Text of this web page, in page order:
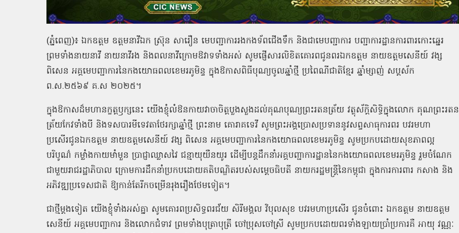
(ភ្នំពេញ)៖ ឯកឧត្ដម ឧត្តមនាវីឯក ស្រ៊ុន សារឿន មេបញ្ជាការរងកងទ័ពជើងទឹក និងជាមេបញ្ជាការ បញ្ជាការដ្ឋានការពារកោះឆ្នេរ
ព្រមទាំងនាយនាវី នាយនាវីរង និងពលនាវីក្រោមឱវាទទាំងអស់ សូមផ្ញើសារលិខិតគោរពជូនពរឯកឧត្ដម នាយឧត្ដមសេនីយ៍ វង្ស
ពិសេន អគ្គមេបញ្ជាការនៃកងយោធពលខេមរភូមិន្ទ ក្នុងឱកាសពិធីបុណ្យចូលឆ្នាំថ្មី ប្រពៃណីជាតិខ្មែរ ឆ្នាំម្សាញ់ សប្ដស័ក
ព.ស.២៥៦៩ គ.ស ២០២៥។
ក្នុងឱកាសដ៏មហានក្ខត្តឫក្សនេះ យើងខ្ញុំលំឱនកាយវាចាចិត្តបួងសួងដល់គុណបុណ្យព្រះរតនត្រ័យ វត្ថុស័ក្ដិសិទ្ធិក្នុងលោក គុណព្រះរតន
ត្រ័យកែវទាំងបី និងទសបារមីទេវតាថែរក្សាឆ្នាំថ្មី ព្រះនាម គោរាគទេវី សូមព្រះអង្គប្រោសប្រទាននូវសព្ទសាធុការពរ បវរមហា
ប្រសើរជូនឯកឧត្ដម នាយឧត្ដមសេនីយ៍ វង្ស ពិសេន អគ្គមេបញ្ជាការនៃកងយោធពលខេមរភូមិន្ទ សូមប្រកបដោយសុខភាពល្អ
បរិបូណ៌ កម្លាំងកាយមាំមួន ប្រាជ្ញាឈ្លាសវៃ ជន្មាយុយឺនយូរ ដើម្បីបន្តដឹកនាំអគ្គបញ្ជាការដ្ឋាននៃកងយោធពលខេមរភូមិន្ទ រួមចំណែក
ជាមួយរាជរដ្ឋាភិបាល ក្រោមការដឹកនាំប្រកបដោយគតិបណ្ឌិតរបស់សម្ដេចធិបតី នាយករដ្ឋមន្ត្រីនៃកម្ពុជា ក្នុងការការពារ កសាង និង
អភិវឌ្ឍប្រទេសជាតិ ឱ្យកាន់តែរីកចម្រើនរុងរឿងថែមទៀត។
ជាថ្មីម្ដងទៀត យើងខ្ញុំទាំងអស់គ្នា សូមគោរពប្រសិទ្ធពរជ័យ សិរីមង្គល វិបុលសុខ បវរមហាប្រសើរ ជូនចំពោះ ឯកឧត្ដម នាយឧត្ដម
សេនីយ៍ អគ្គមេបញ្ជាការ និងលោកជំទាវ ព្រមទាំងបុត្រាបុត្រី ចៅប្រុសចៅស្រី សូមប្រកបដោយពរទាំងឡាយប្រាំប្រការគឺ អាយុ វណ្ណៈ